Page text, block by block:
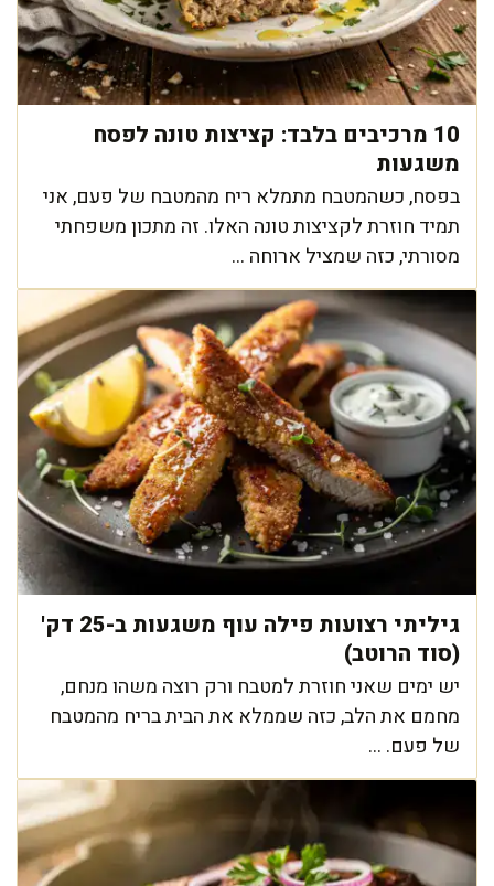
10 מרכיבים בלבד: קציצות טונה לפסח
משגעות
בפסח, כשהמטבח מתמלא ריח מהמטבח של פעם, אני
תמיד חוזרת לקציצות טונה האלו. זה מתכון משפחתי
מסורתי, כזה שמציל ארוחה ...
גיליתי רצועות פילה עוף משגעות ב-25 דק'
(סוד הרוטב)
יש ימים שאני חוזרת למטבח ורק רוצה משהו מנחם,
מחמם את הלב, כזה שממלא את הבית בריח מהמטבח
של פעם. ...